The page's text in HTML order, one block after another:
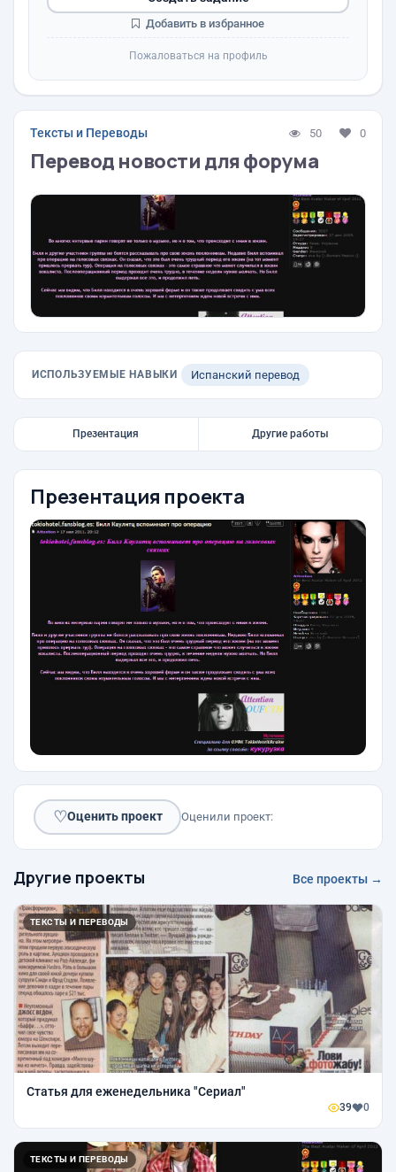
Добавить в избранное
Пожаловаться на профиль
Тексты и Переводы 50 0
Перевод новости для форума
ИСПОЛЬЗУЕМЫЕ НАВЫКИ Испанский перевод
Презентация Другие работы
Презентация проекта
♡Оценить проект Оценили проект:
Другие проекты Все проекты →
ТЕКСТЫ И ПЕРЕВОДЫ
Статья для еженедельника "Сериал"
39 0
ТЕКСТЫ И ПЕРЕВОДЫ